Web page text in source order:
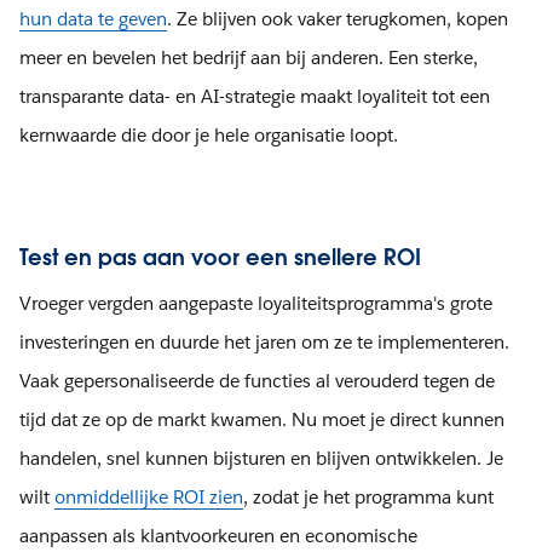
hun data te geven. Ze blijven ook vaker terugkomen, kopen
meer en bevelen het bedrijf aan bij anderen. Een sterke,
transparante data- en AI-strategie maakt loyaliteit tot een
kernwaarde die door je hele organisatie loopt.
Test en pas aan voor een snellere ROI
Vroeger vergden aangepaste loyaliteitsprogramma's grote
investeringen en duurde het jaren om ze te implementeren.
Vaak gepersonaliseerde de functies al verouderd tegen de
tijd dat ze op de markt kwamen. Nu moet je direct kunnen
handelen, snel kunnen bijsturen en blijven ontwikkelen. Je
wilt onmiddellijke ROI zien, zodat je het programma kunt
aanpassen als klantvoorkeuren en economische